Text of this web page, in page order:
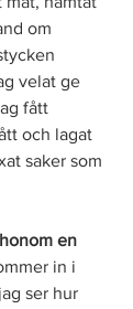
om
velat ge
fått
och lagat
saker som
en
in i
ser hur